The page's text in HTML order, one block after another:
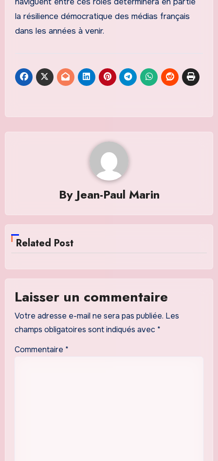
la résilience démocratique des médias français
dans les années à venir.
ByJean-Paul Marin
Related Post
Laisser un commentaire
Votre adresse e-mail ne sera pas publiée. Les
champs obligatoires sont indiqués avec *
Commentaire *